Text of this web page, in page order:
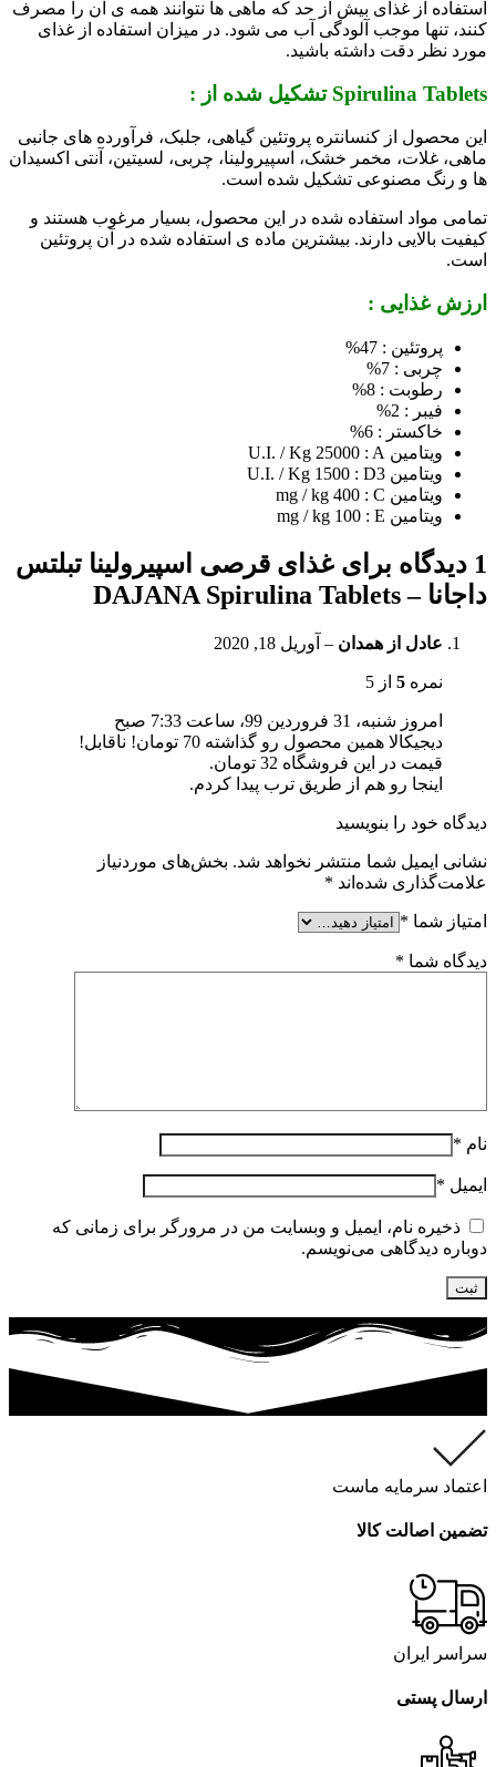
استفاده از غذای بیش از حد که ماهی ها نتوانند همه ی آن را مصرف
کنند، تنها موجب آلودگی آب می شود. در میزان استفاده از غذای
مورد نظر دقت داشته باشید.
Spirulina Tablets تشکیل شده از :
این محصول از کنسانتره پروتئین گیاهی، جلبک، فرآورده های جانبی
ماهی، غلات، مخمر خشک، اسپیرولینا، چربی، لسیتین، آنتی اکسیدان
ها و رنگ مصنوعی تشکیل شده است.
تمامی مواد استفاده شده در این محصول، بسیار مرغوب هستند و
کیفیت بالایی دارند. بیشترین ماده ی استفاده شده در آن پروتئین
است.
ارزش غذایی :
پروتئین : 47%
چربی : 7%
رطوبت : 8%
فیبر : 2%
خاکستر : 6%
ویتامین U.I. / Kg 25000 : A
ویتامین U.I. / Kg 1500 : D3
ویتامین mg / kg 400 : C
ویتامین mg / kg 100 : E
1 دیدگاه برای
غذای قرصی اسپیرولینا تبلتس
داجانا – DAJANA Spirulina Tablets
عادل از همدان – آوریل 18, 2020
نمره 5 از 5
امروز شنبه، 31 فروردین 99، ساعت 7:33 صبح
دیجیکالا همین محصول رو گذاشته 70 تومان! ناقابل!
قیمت در این فروشگاه 32 تومان.
اینجا رو هم از طریق ترب پیدا کردم.
دیدگاه خود را بنویسید
نشانی ایمیل شما منتشر نخواهد شد. بخش‌های موردنیاز
علامت‌گذاری شده‌اند *
امتیاز شما *
دیدگاه شما *
نام *
ایمیل *
ذخیره نام، ایمیل و وبسایت من در مرورگر برای زمانی که
دوباره دیدگاهی می‌نویسم.
اعتماد سرمایه ماست
تضمین اصالت کالا
سراسر ایران
ارسال پستی